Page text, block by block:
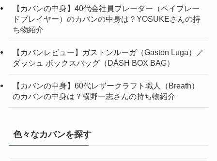
【カバンの中身】40代会社員ブレーダー（ベイブレー
ドプレイヤー）のカバンの中身は？YOSUKEさんの持
ち物紹介
【カバンレビュー】ガストンルーガ（Gaston Luga）／
ダッシュ ボックスバッグ（DÄSH BOX BAG）
【カバンの中身】60代レザークラフト職人（Breath）
のカバンの中身は？横野一志さんの持ち物紹介
色々なカバンを探す